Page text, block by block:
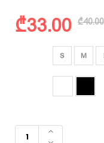
₾40.00
₾33.00
S M
რაოდენობა:
Porsche -